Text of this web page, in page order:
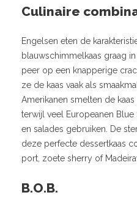
Culinaire
Engelsen eten de
blauwschimmelkaas graag
peer op een knapperige
ze de kaas vaak als
Amerikanen smelten de
terwijl veel Europeanen
en salades gebruiken. De
deze perfecte dessertkaas
port, zoete sherry of
B.O.B.